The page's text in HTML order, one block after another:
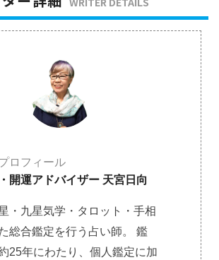
ロフィール
開運アドバイザー 天宮日向
・九星気学・タロット・手相
総合鑑定を行う占い師。 鑑
25年にわたり、個人鑑定に加